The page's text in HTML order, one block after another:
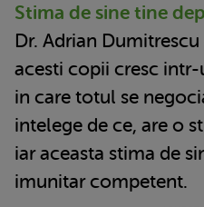
Stima de sine tine
Dr. Adrian
acesti copii cresc
in care totul se
intelege de ce, are o
iar aceasta stima de
imunitar competent.